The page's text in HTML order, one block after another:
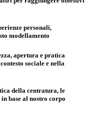
personali,
modellamento
apertura e pratica
sociale e nella
della centratura, le
base al nostro corpo